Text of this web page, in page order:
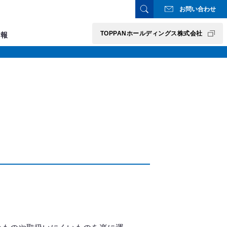
お問い合わせ
TOPPANホールディングス株式会社